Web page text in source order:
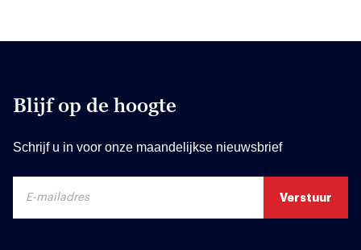
Blijf op de hoogte
Schrijf u in voor onze maandelijkse nieuwsbrief